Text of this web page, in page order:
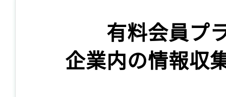
有料会員プ
企業内の情報収